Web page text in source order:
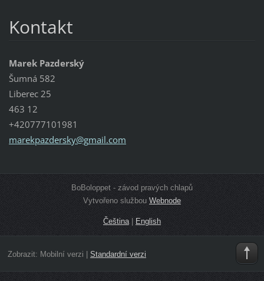
Kontakt
Marek Pazderský
Šumná 582
Liberec 25
463 12
+420777101981
marekpazdersky@gmail.com
BoBoloppet - závod pravých chlapů
Vytvořeno službouWebnode
Čeština| English
Zobrazit: Mobilní verzi Standardní verzi